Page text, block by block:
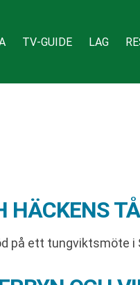
TV-GUIDE LAG
HÄCKENS
på ett tungviktsmöte i